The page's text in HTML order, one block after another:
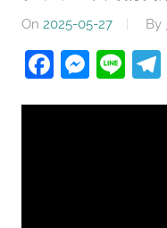
On 2025-05-27 By